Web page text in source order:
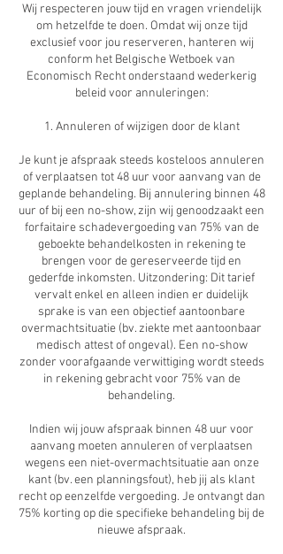
Wij respecteren jouw tijd en vragen vriendelijk
om hetzelfde te doen. Omdat wij onze tijd
exclusief voor jou reserveren, hanteren wij
conform het Belgische Wetboek van
Economisch Recht onderstaand wederkerig
beleid voor annuleringen:
1. Annuleren of wijzigen door de klant
Je kunt je afspraak steeds kosteloos annuleren
of verplaatsen tot 48 uur voor aanvang van de
geplande behandeling. Bij annulering binnen 48
uur of bij een no-show, zijn wij genoodzaakt een
forfaitaire schadevergoeding van 75% van de
geboekte behandelkosten in rekening te
brengen voor de gereserveerde tijd en
gederfde inkomsten. Uitzondering: Dit tarief
vervalt enkel en alleen indien er duidelijk
sprake is van een objectief aantoonbare
overmachtsituatie (bv. ziekte met aantoonbaar
medisch attest of ongeval). Een no-show
zonder voorafgaande verwittiging wordt steeds
in rekening gebracht voor 75% van de
behandeling.
Indien wij jouw afspraak binnen 48 uur voor
aanvang moeten annuleren of verplaatsen
wegens een niet-overmachtsituatie aan onze
kant (bv. een planningsfout), heb jij als klant
recht op eenzelfde vergoeding. Je ontvangt dan
75% korting op die specifieke behandeling bij de
nieuwe afspraak.